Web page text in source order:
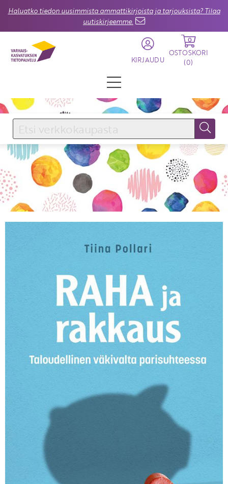
Haluatko tiedon uusimmista ammattikirjoista ja tarjouksista? Tilaa
uutiskirjeemme.
KIRJAUDU
0
OSTOSKORI
(0)
KIRJAUDU SISÄÄN
Käyttäjätunnus
Salasana
KIRJAUDU SISÄÄN
Etkö ole vielä Varhaiskasvatuksen Tietopalvelun
Liity tästä!